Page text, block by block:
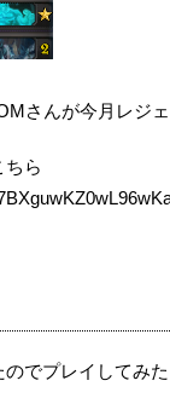
さんが今月レジ
ちら
のでプレイしてみ